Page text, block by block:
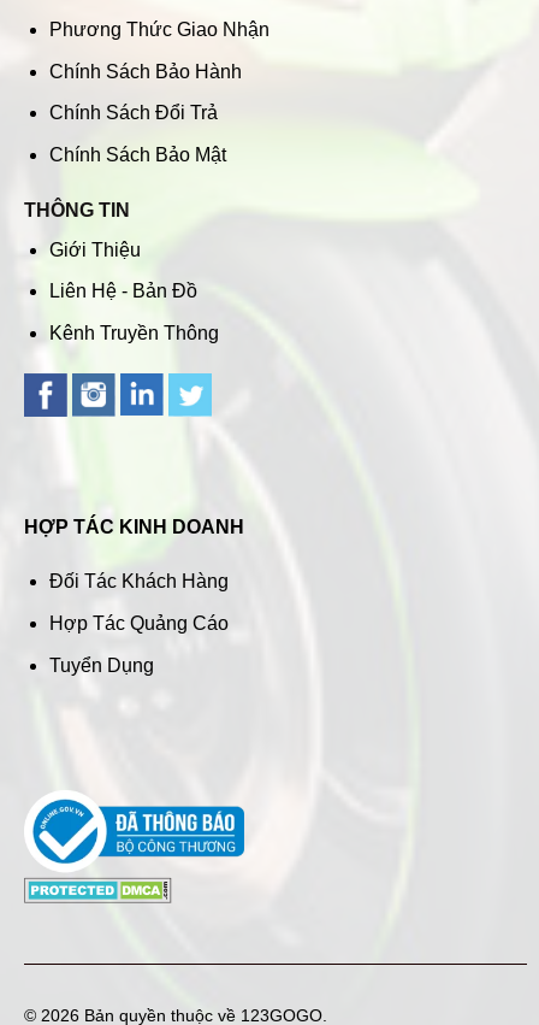
Phương Thức Giao Nhận
Chính Sách Bảo Hành
Chính Sách Đổi Trả
Chính Sách Bảo Mật
THÔNG TIN
Giới Thiệu
Liên Hệ - Bản Đồ
Kênh Truyền Thông
HỢP TÁC KINH DOANH
Đối Tác Khách Hàng
Hợp Tác Quảng Cáo
Tuyển Dụng
© 2026 Bản quyền thuộc về 123GOGO